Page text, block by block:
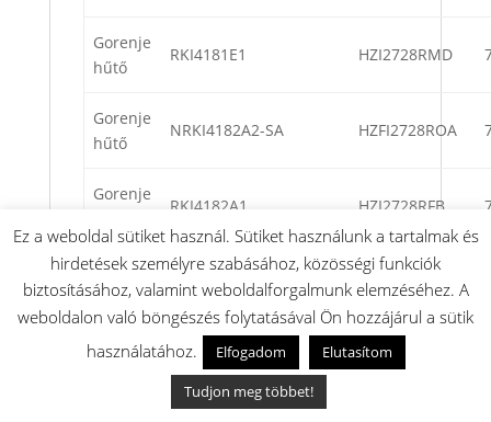
Gorenje
hűtő
RKI4181E1 HZI2728RMD
Gorenje
hűtő
NRKI4182A2-SA HZFI2728ROA
Gorenje
RKI4182A1 HZI2728RFB
Gorenje
hűtő
RKIE42 HZI2728RMD
Gorenje
PCS4178L HZI2728RMD
Ez a weboldal sütiket használ. Sütiket használunk a tartalmak és
hirdetések személyre szabásához, közösségi funkciók
biztosításához, valamint weboldalforgalmunk elemzéséhez. A
weboldalon való böngészés folytatásával Ön hozzájárul a sütik
használatához.
Elfogadom
Elutasítom
Tudjon meg többet!